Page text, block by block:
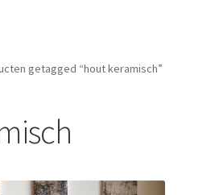
getagged “hout keramisch”